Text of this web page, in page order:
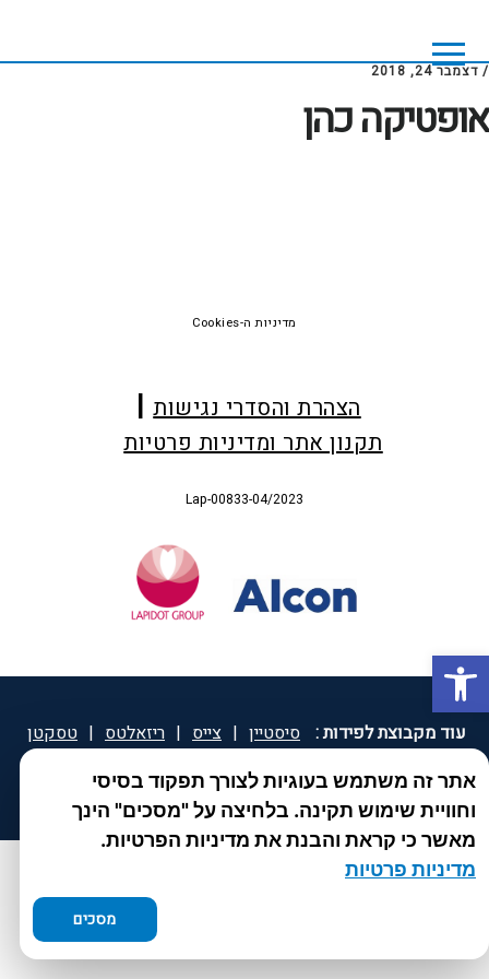
פתח סרגל נגישות
main
content
footer
/ דצמבר 24, 2018
אופטיקה כהן
הצהרת והסדרי נגישות
תקנון אתר ומדיניות פרטיות
Lap-00833-04/2023
מדיניות ה-Cookies
אתר זה משתמש בעוגיות לצורך תפקוד בסיסי
וחוויית שימוש תקינה. בלחיצה על "מסכים" הינך
מאשר כי קראת והבנת את מדיניות הפרטיות.
מדיניות פרטיות
מסכים
עוד מקבוצת לפידות : סיסטיין | צייס | ריזאלטס | טסקטן
| ספאטון | ספיד גרון | יוטיפרו פלוס | קוקידנט |
DROPsept ®